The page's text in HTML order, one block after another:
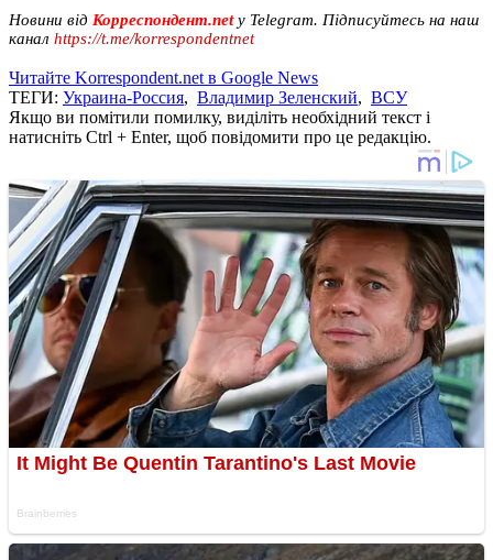
Новини від Корреспондент.netу Telegram. Підписуйтесь на наш
канал https://t.me/korrespondentnet
Читайте Korrespondent.net в Google News
ТЕГИ: Украина-Россия, Владимир Зеленский, ВСУ
Якщо ви помітили помилку, виділіть необхідний текст і
натисніть Ctrl + Enter, щоб повідомити про це редакцію.